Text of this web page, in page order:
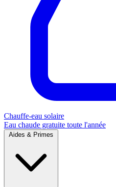
Chauffe-eau solaire
Eau chaude gratuite toute l'année